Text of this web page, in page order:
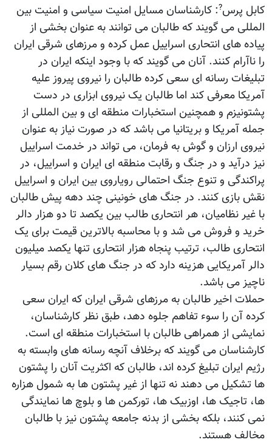
کابل پرس?: کارشناسان مسایل امنیت سیاسی و امنیت بین
المللی می گویند که طالبان می توانند به عنوان بخشی از
پیاده های انتحاری اسراییل عمل کرده و مرزهای شرقی ایران
را ناآرام کنند. آنان می گویند که با وجود اینکه ایران در
تبلیغات رسانه ای سعی کرده طالبان را نیروی پیروز علیه
آمریکا معرفی کند اما طالبان یک نیروی ابزاری در دست
پشتونیزم و همچنین استخبارات منطقه ای و بین المللی از
جمله آمریکا و بریتانیا می باشد که در صورت نیاز به عنوان
نیروی ارزان و گوش به فرمان، می تواند در خدمت اسراییل
نیز درآید و در جنگ و رقابت منطقه ای ایران و اسراییل، در
پراکندگی و تنوع جنگ احتمالی رویاروی بین ایران و اسراییل
نقش بازی کنند. در جنگ های خونینی چند دهه پیش طالبان
با غیر نظامیان، هر انتحاری طالب بین یکصد تا دو هزار دالر
خرید و فروش می شد و با محاسبه بالاترین قیمت برای یک
انتحاری طالب، ترتیب پنجاه هزار انتحاری تنها یکصد میلیون
دالر آمریکایی هزینه دارد که در جنگ های کلان رقم بسیار
ناچیز می باشد.
حملات اخیر طالبان به مرزهای شرقی ایران که ایران سعی
کرده آن را سوء تفاهم جلوه دهد، طبق نظر کارشناسان،
نمایشی از همراهی طالبان با استخبارات منطقه ای است.
کارشناسان می گویند که برخلاف آنچه رسانه های وابسته به
رژيم ایران تبلیغ کرده اند، طالبان که اکثریت آنان را پشتون
ها تشکیل می دهند نه تنها از غیر پشتون ها به شمول هزاره
ها، تاجیک ها، اوزبیک ها، تورکمن ها و بلوچ ها نمایندگی
نمی کنند، بلکه بخشی از بدنه جامعه پشتون نیز با طالبان
مخالف هستند.